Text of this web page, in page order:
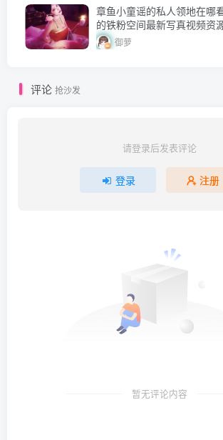
章鱼小童谣的私人领地在哪
的铁粉空间最新写真视频资
御萝
评论 抢沙发
请登录后发表评论
登录 注册
暂无评论内容